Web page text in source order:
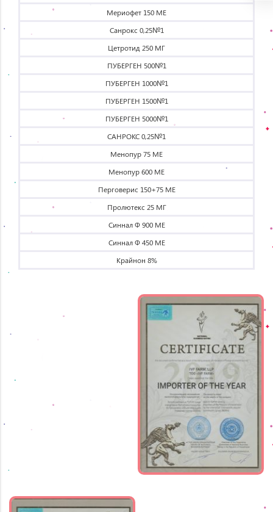
Мериофет 150 МЕ
Санрокс 0,25№1
Цетротид 250 МГ
ПУБЕРГЕН 500№1
ПУБЕРГЕН 1000№1
ПУБЕРГЕН 1500№1
ПУБЕРГЕН 5000№1
САНРОКС 0,25№1
Менопур 75 МЕ
Менопур 600 МЕ
Перговерис 150+75 МЕ
Пролютекс 25 МГ
Синнал Ф 900 МЕ
Синнал Ф 450 МЕ
Крайнон 8%